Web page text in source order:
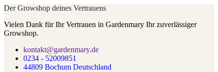
Der Growshop deines Vertrauens
Vielen Dank für Ihr Vertrauen in Gardenmary Ihr zuverlässiger
Growshop.
kontakt@gardenmary.de
0234 - 52009851
44809 Bochum Deutschland